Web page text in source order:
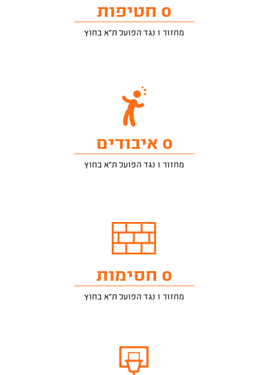
0 חטיפות
מחזור 1 נגד הפועל ת"א בחוץ
0 איבודים
מחזור 1 נגד הפועל ת"א בחוץ
0 חסימות
מחזור 1 נגד הפועל ת"א בחוץ